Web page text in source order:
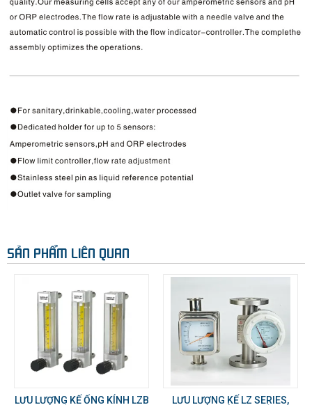
SẢN PHẨM LIÊN QUAN
LƯU LƯỢNG KẾ ỐNG KÍNH LZB
LƯU LƯỢNG KẾ LZ SERIES,